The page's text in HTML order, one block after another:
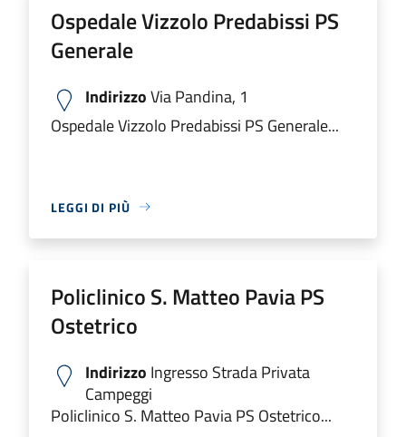
Ospedale Vizzolo Predabissi PS
Generale
IndirizzoVia Pandina, 1
Ospedale Vizzolo Predabissi PS Generale...
LEGGI DI PIÙ
Policlinico S. Matteo Pavia PS
Ostetrico
Indirizzo Ingresso Strada Privata
Campeggi
Policlinico S. Matteo Pavia PS Ostetrico...